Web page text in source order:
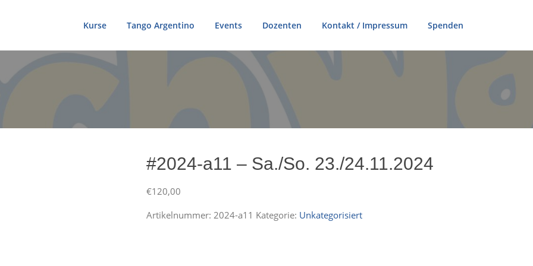
Kurse Tango Argentino Events Dozenten Kontakt / Impressum Spenden
#2024-a11 – Sa./So. 23./24.11.2024
€120,00
Artikelnummer:2024-a11 Kategorie: Unkategorisiert